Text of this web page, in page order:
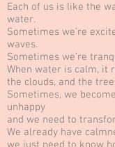
Each of us is like the
water.
Sometimes we’re
waves.
Sometimes we’re
When water is calm, it
the clouds, and the
Sometimes, we
unhappy
and we need to
We already have